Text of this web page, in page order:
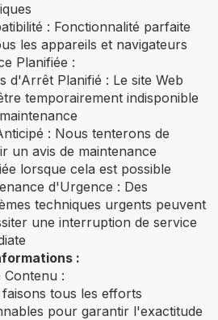
: Fonctionnalité parfaite
les appareils et navigateurs
Planifiée :
d'Arrêt Planifié : Le site Web
temporairement indisponible
: Nous tenterons de
un avis de maintenance
lorsque cela est possible
d'Urgence : Des
techniques urgents peuvent
une interruption de service
:
Contenu :
tous les efforts
pour garantir l'exactitude